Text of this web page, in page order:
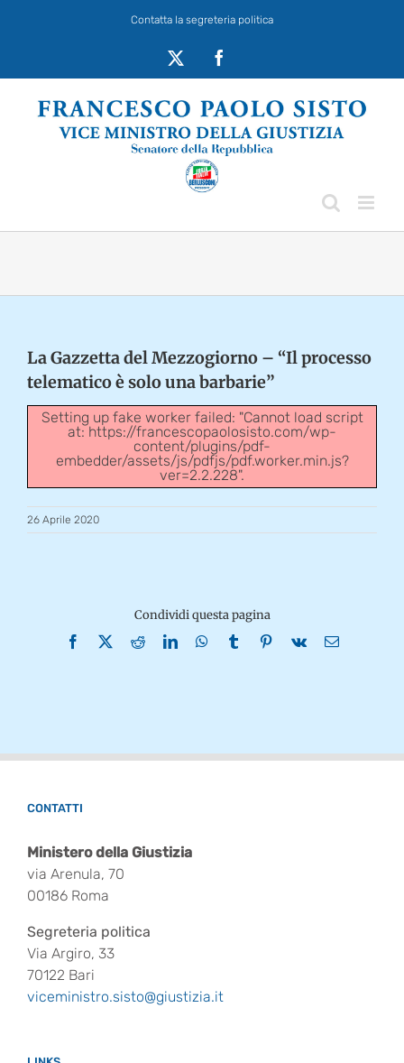
Contatta la segreteria politica
La Gazzetta del Mezzogiorno – “Il processo
telematico è solo una barbarie”
Setting up fake worker failed: "Cannot load script
at: https://francescopaolosisto.com/wp-
content/plugins/pdf-
embedder/assets/js/pdfjs/pdf.worker.min.js?
ver=2.2.228".
26 Aprile 2020
Condividi questa pagina
Facebook
X RedditLinkedInWhatsApp
TumblrPinterest
Vk Email
CONTATTI
Ministero della Giustizia
via Arenula, 70
00186 Roma
Segreteria politica
Via Argiro, 33
70122 Bari
viceministro.sisto@giustizia.it